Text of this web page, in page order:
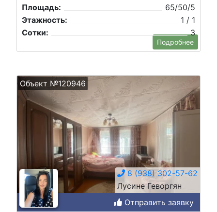
Площадь:
65/50/5
Этажность:
1 / 1
Сотки:
3
Подробнее
Объект №120946
8 (938) 302-57-62
Лусине Геворгян
Отправить заявку